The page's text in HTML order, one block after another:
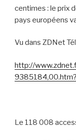
centimes : le prix
pays européens
Vu dans ZDNet
http://
Le 118 008